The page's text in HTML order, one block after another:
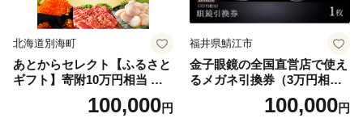
北海道別海町
あとからセレクト【ふるさと
ギフト】寄附10万円相当 あ
とから選べる！ ギフト いく
ら ほたて 海鮮 牛肉 別海町
100,000円
福井県鯖江市
金子眼鏡の全国直営店で使え
るメガネ引換券（3万円相
100,000円